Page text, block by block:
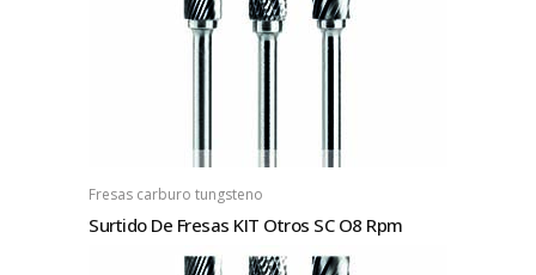
Fresas carburo tungsteno
Surtido De Fresas KIT Otros SC O8 Rpm